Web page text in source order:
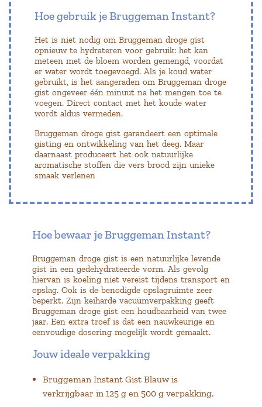
Hoe gebruik je Bruggeman Instant?
Het is niet nodig om Bruggeman droge gist
opnieuw te hydrateren voor gebruik: het kan
meteen met de bloem worden gemengd, voordat
er water wordt toegevoegd. Als je koud water
gebruikt, is het aangeraden om Bruggeman droge
gist ongeveer één minuut na het mengen toe te
voegen. Direct contact met het koude water
wordt aldus vermeden.
Bruggeman droge gist garandeert een optimale
gisting en ontwikkeling van het deeg. Maar
daarnaast produceert het ook natuurlijke
aromatische stoffen die vers brood zijn unieke
smaak verlenen
Hoe bewaar je Bruggeman Instant?
Bruggeman droge gist is een natuurlijke levende
gist in een gedehydrateerde vorm. Als gevolg
hiervan is koeling niet vereist tijdens transport en
opslag. Ook is de benodigde opslagruimte zeer
beperkt. Zijn keiharde vacuümverpakking geeft
Bruggeman droge gist een houdbaarheid van twee
jaar. Een extra troef is dat een nauwkeurige en
eenvoudige dosering mogelijk wordt gemaakt.
Jouw ideale verpakking
Bruggeman Instant Gist Blauw is
verkrijgbaar in 125 g en 500 g verpakking.